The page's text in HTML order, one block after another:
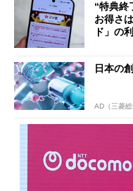
“特典終
お得さ
ド」の
日本の
AD（三菱総